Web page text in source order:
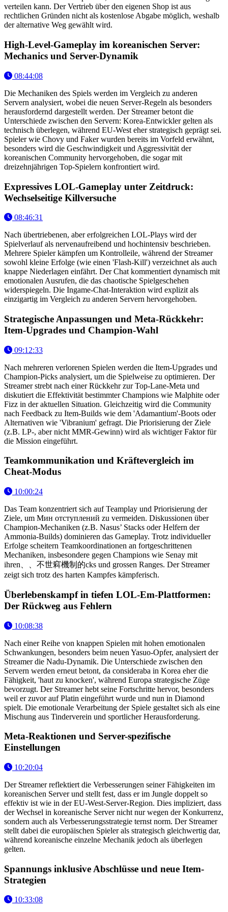
verteilen kann. Der Vertrieb über den eigenen Shop ist aus
rechtlichen Gründen nicht als kostenlose Abgabe möglich, weshalb
der alternative Weg gewählt wird.
High-Level-Gameplay im koreanischen Server:
Mechanics und Server-Dynamik
08:44:08
Die Mechaniken des Spiels werden im Vergleich zu anderen
Servern analysiert, wobei die neuen Server-Regeln als besonders
herausfordernd dargestellt werden. Der Streamer betont die
Unterschiede zwischen den Servern: Korea-Entwickler gelten als
technisch überlegen, während EU-West eher strategisch geprägt sei.
Spieler wie Chovy und Faker wurden bereits im Vorfeld erwähnt,
besonders wird die Geschwindigkeit und Aggressivität der
koreanischen Community hervorgehoben, die sogar mit
dreizehnjährigen Top-Spielern konfrontiert wird.
Expressives LOL-Gameplay unter Zeitdruck:
Wechselseitige Killversuche
08:46:31
Nach übertriebenen, aber erfolgreichen LOL-Plays wird der
Spielverlauf als nervenaufreibend und hochintensiv beschrieben.
Mehrere Spieler kämpfen um Kontrolleile, während der Streamer
sowohl kleine Erfolge (wie einen 'Flash-Kill') verzeichnet als auch
knappe Niederlagen einfährt. Der Chat kommentiert dynamisch mit
emotionalen Ausrufen, die das chaotische Spielgeschehen
widerspiegeln. Die Ingame-Chat-Interaktion wird explizit als
einzigartig im Vergleich zu anderen Servern hervorgehoben.
Strategische Anpassungen und Meta-Rückkehr:
Item-Upgrades und Champion-Wahl
09:12:33
Nach mehreren verlorenen Spielen werden die Item-Upgrades und
Champion-Picks analysiert, um die Spielweise zu optimieren. Der
Streamer strebt nach einer Rückkehr zur Top-Lane-Meta und
diskutiert die Effektivität bestimmter Champions wie Malphite oder
Fizz in der aktuellen Situation. Gleichzeitig wird die Community
nach Feedback zu Item-Builds wie dem 'Adamantium'-Boots oder
Alternativen wie 'Vibranium' gefragt. Die Priorisierung der Ziele
(z.B. LP-, aber nicht MMR-Gewinn) wird als wichtiger Faktor für
die Mission eingeführt.
Teamkommunikation und Kräftevergleich im
Cheat-Modus
10:00:24
Das Team konzentriert sich auf Teamplay und Priorisierung der
Ziele, um Мин отступлений zu vermeiden. Diskussionen über
Champion-Mechaniken (z.B. Nasus’ Stacks oder Helfern der
Ammonia-Builds) dominieren das Gameplay. Trotz individueller
Erfolge scheitern Teamkoordinationen an fortgeschrittenen
Mechaniken, insbesondere gegen Champions wie Senay mit
ihren、、不世窲機制的cks und grossen Ranges. Der Streamer
zeigt sich trotz des harten Kampfes kämpferisch.
Überlebenskampf in tiefen LOL-Em-Plattformen:
Der Rückweg aus Fehlern
10:08:38
Nach einer Reihe von knappen Spielen mit hohen emotionalen
Schwankungen, besonders beim neuen Yasuo-Opfer, analysiert der
Streamer die Nadu-Dynamik. Die Unterschiede zwischen den
Servern werden erneut betont, da consideraba in Korea eher die
Fähigkeit, 'haut zu knocken', während Europa strategische Züge
bevorzugt. Der Streamer hebt seine Fortschritte hervor, besonders
weil er zuvor auf Platin eingeführt wurde und nun in Diamond
spielt. Die emotionale Verarbeitung der Spiele gestaltet sich als eine
Mischung aus Tinderverein und sportlicher Herausforderung.
Meta-Reaktionen und Server-spezifische
Einstellungen
10:20:04
Der Streamer reflektiert die Verbesserungen seiner Fähigkeiten im
koreanischen Server und stellt fest, dass er im Jungle doppelt so
effektiv ist wie in der EU-West-Server-Region. Dies impliziert, dass
der Wechsel in koreanische Server nicht nur wegen der Konkurrenz,
sondern auch als Verbesserungsstrategie ternst norm. Der Streamer
stellt dabei die europäischen Spieler als strategisch gleichwertig dar,
während koreanische einzelne Mechanik jedoch als überlegen
gelten.
Spannungs inklusive Abschlüsse und neue Item-
Strategien
10:33:08